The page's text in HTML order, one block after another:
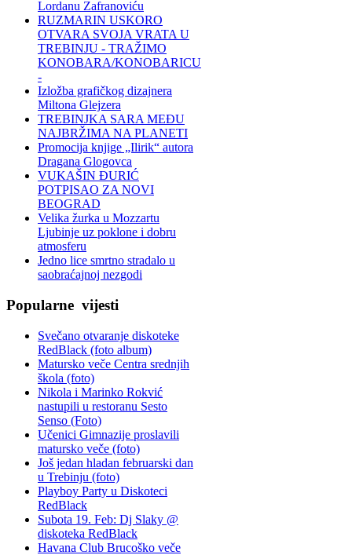
Lordanu Zafranoviću
RUZMARIN USKORO
OTVARA SVOJA VRATA U
TREBINJU - TRAŽIMO
KONOBARA/KONOBARICU
-
Izložba grafičkog dizajnera
Miltona Glejzera
TREBINЈKA SARA MEĐU
NAJBRŽIMA NA PLANETI
Promocija knjige „Ilirik“ autora
Dragana Glogovca
VUKAŠIN ĐURIĆ
POTPISAO ZA NOVI
BEOGRAD
Velika žurka u Mozzartu
Ljubinje uz poklone i dobru
atmosferu
Jedno lice smrtno stradalo u
saobraćajnoj nezgodi
Popularne vijesti
Svečano otvaranje diskoteke
RedBlack (foto album)
Matursko veče Centra srednjih
škola (foto)
Nikola i Marinko Rokvić
nastupili u restoranu Sesto
Senso (Foto)
Učenici Gimnazije proslavili
matursko veče (foto)
Još jedan hladan februarski dan
u Trebinju (foto)
Playboy Party u Diskoteci
RedBlack
Subota 19. Feb: Dj Slaky @
diskoteka RedBlack
Havana Club Brucoško veče